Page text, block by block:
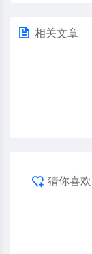
相关文章
猜你喜欢